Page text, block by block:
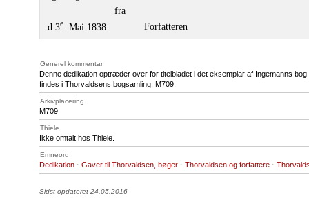
fra
d 3e . Mai 1838 Forfatteren
Generel kommentar
Denne dedikation optræder over for titelbladet i det eksemplar af Ingemanns bog
findes i Thorvaldsens bogsamling, M709.
Arkivplacering
M709
Thiele
Ikke omtalt hos Thiele.
Emneord
Dedikation · Gaver til Thorvaldsen, bøger · Thorvaldsen og forfattere ·
Sidst opdateret 24.05.2016